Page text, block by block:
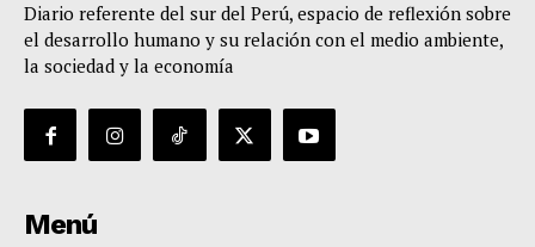
Diario referente del sur del Perú, espacio de reflexión sobre
el desarrollo humano y su relación con el medio ambiente,
la sociedad y la economía
Menú